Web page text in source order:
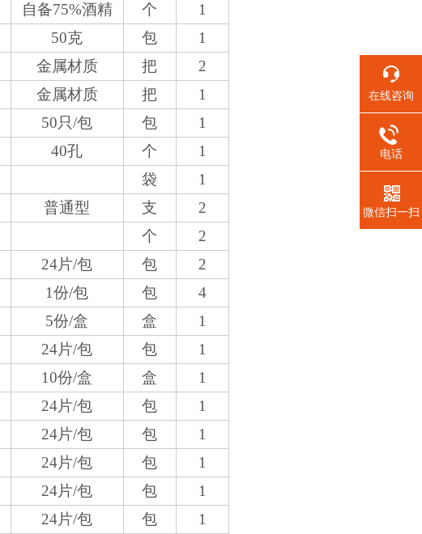
自备75%酒精 个
1
50克 包
1
金属材质 把
2
金属材质 把
1
50只/包 包
1
40孔 个
1
袋
1
普通型 支
2
个
2
24片/包 包
2
1份/包 包
4
5份/盒 盒
1
24片/包 包
1
10份/盒 盒
1
24片/包 包
1
24片/包 包
1
24片/包 包
1
24片/包 包
1
24片/包 包
1
在线咨询
电话
微信扫一扫